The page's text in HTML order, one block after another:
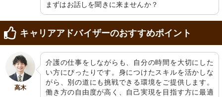
談話室
明るく広々したラウンジで、利用者同
士が交流しています。
浴室
明るい採光と広々とした空間で、利用
者の安全を考えた浴室です。
まずはお話しを聞きに来ませんか？
キャリアアドバイザーのおすすめポイント
高木
介護の仕事をしながらも、自分の時間を大切にした
い方にぴったりです。身につけたスキルを活かしな
がら、別の道にも挑戦できる環境をご提供します。
働き方の自由度が高く、自己実現を目指す方に最適